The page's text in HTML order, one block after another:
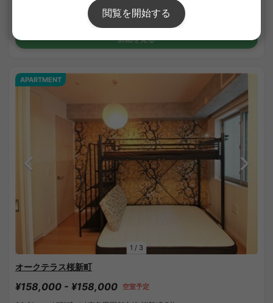
敷金なし
詳細を見る
1 / 3
APARTMENT
オークテラス桜新町
¥158,000 - ¥158,000 空室予定